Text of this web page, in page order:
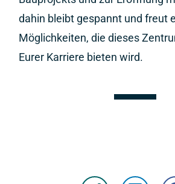
dahin bleibt gespannt und freut
Möglichkeiten, die dieses
Eurer Karriere bieten wird.